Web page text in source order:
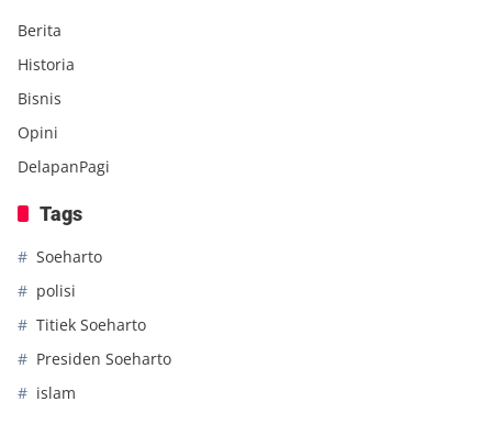
Berita
Historia
Bisnis
Opini
DelapanPagi
Tags
Soeharto
polisi
Titiek Soeharto
Presiden Soeharto
islam